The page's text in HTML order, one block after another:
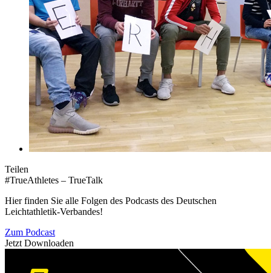
Teilen
#TrueAthletes – TrueTalk
Hier finden Sie alle Folgen des Podcasts des Deutschen
Leichtathletik-Verbandes!
Zum Podcast
Jetzt Downloaden